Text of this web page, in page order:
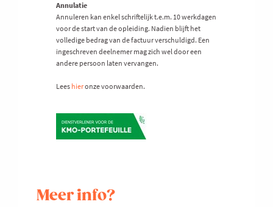
Annulatie
Annuleren kan enkel schriftelijk t.e.m. 10 werkdagen
voor de start van de opleiding. Nadien blijft het
volledige bedrag van de factuur verschuldigd. Een
ingeschreven deelnemer mag zich wel door een
andere persoon laten vervangen.
Lees hieronze voorwaarden.
Meer info?